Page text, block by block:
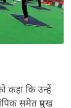
को कहा कि उन्हें
समेत प्रमुख